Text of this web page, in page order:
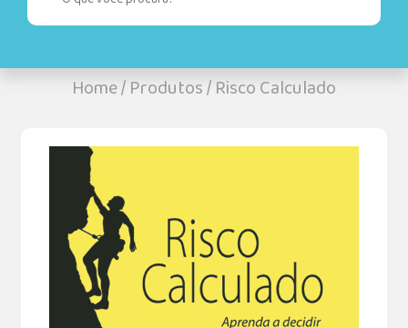
Home/Produtos/Risco Calculado